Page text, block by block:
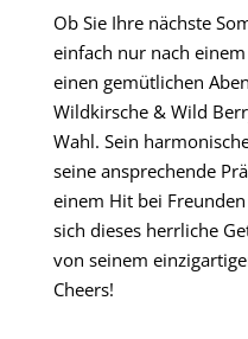
Ob Sie Ihre nächste
einfach nur nach
einen gemütlichen
Wildkirsche & Wild
Wahl. Sein
seine ansprechende
einem Hit bei
sich dieses herrliche
von seinem
Cheers!